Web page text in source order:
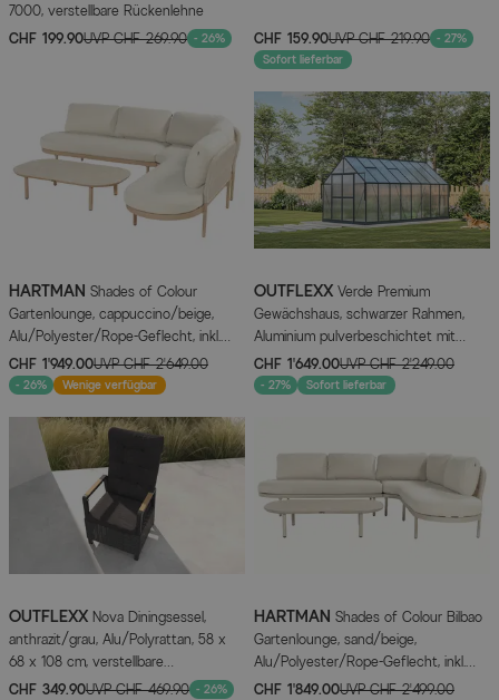
7000, verstellbare Rückenlehne
CHF 199.90UVPCHF 269.90 - 26% CHF 159.90UVPCHF 219.90 - 27%
Sofort lieferbar
HARTMAN Shades of Colour
Gartenlounge, cappuccino/beige,
Alu/Polyester/Rope-Geflecht, inkl.
Polster
CHF 1’949.00UVPCHF 2’649.00
- 26% Wenige verfügbar
OUTFLEXX Verde Premium
Gewächshaus, schwarzer Rahmen,
Aluminium pulverbeschichtet mit
Polycarbonat 6 mm und Stahlrahmen,
486 x 243 x 240 cm, 4 Fenster,
CHF 1’649.00UVPCHF 2’249.00
- 27% Sofort lieferbar
OUTFLEXX Nova Diningsessel,
anthrazit/grau, Alu/Polyrattan, 58 x
68 x 108 cm, verstellbare
Rückenlehne, mit Teakholz-Armlehnen,
CHF 349.90UVPCHF 469.90 - 26%
HARTMAN Shades of Colour Bilbao
Gartenlounge, sand/beige,
Alu/Polyester/Rope-Geflecht, inkl.
Polster
CHF 1’849.00UVPCHF 2’499.00